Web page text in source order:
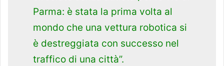
Parma: è stata la prima volta al
mondo che una vettura robotica si
è destreggiata con successo nel
traffico di una città”.